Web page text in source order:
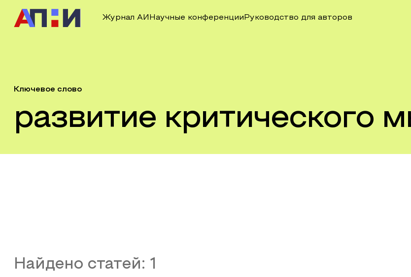
Журнал АИ Научные конференции Руководство для авторов
Ключевое слово
развитие критического
Найдено статей: 1